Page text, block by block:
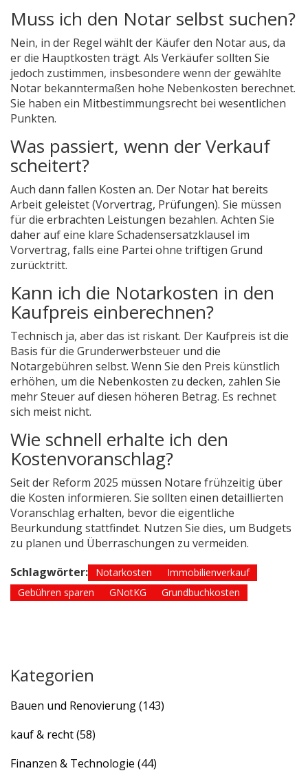
Muss ich den Notar selbst suchen?
Nein, in der Regel wählt der Käufer den Notar aus, da
er die Hauptkosten trägt. Als Verkäufer sollten Sie
jedoch zustimmen, insbesondere wenn der gewählte
Notar bekanntermaßen hohe Nebenkosten berechnet.
Sie haben ein Mitbestimmungsrecht bei wesentlichen
Punkten.
Was passiert, wenn der Verkauf
scheitert?
Auch dann fallen Kosten an. Der Notar hat bereits
Arbeit geleistet (Vorvertrag, Prüfungen). Sie müssen
für die erbrachten Leistungen bezahlen. Achten Sie
daher auf eine klare Schadensersatzklausel im
Vorvertrag, falls eine Partei ohne triftigen Grund
zurücktritt.
Kann ich die Notarkosten in den
Kaufpreis einberechnen?
Technisch ja, aber das ist riskant. Der Kaufpreis ist die
Basis für die Grunderwerbsteuer und die
Notargebühren selbst. Wenn Sie den Preis künstlich
erhöhen, um die Nebenkosten zu decken, zahlen Sie
mehr Steuer auf diesen höheren Betrag. Es rechnet
sich meist nicht.
Wie schnell erhalte ich den
Kostenvoranschlag?
Seit der Reform 2025 müssen Notare frühzeitig über
die Kosten informieren. Sie sollten einen detaillierten
Voranschlag erhalten, bevor die eigentliche
Beurkundung stattfindet. Nutzen Sie dies, um Budgets
zu planen und Überraschungen zu vermeiden.
Schlagwörter:
Notarkosten
Immobilienverkauf
Gebühren sparen
GNotKG Grundbuchkosten
Kategorien
Bauen und Renovierung(143)
kauf & recht(58)
Finanzen & Technologie (44)